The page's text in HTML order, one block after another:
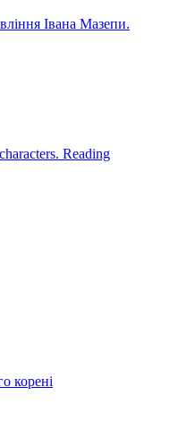
Івана Мазепи.
Reading
корені